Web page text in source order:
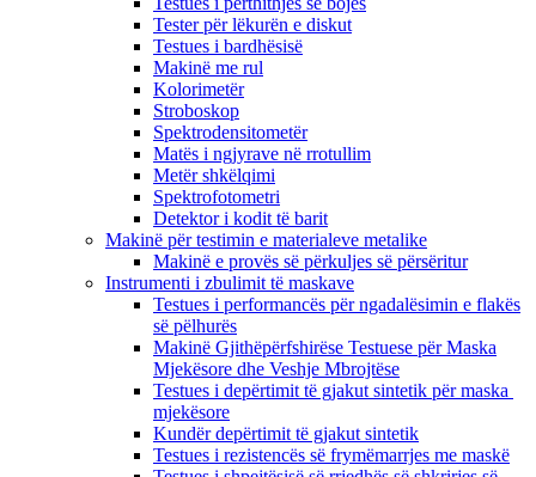
Tester për lëkurën e diskut
Testues i bardhësisë
Makinë me rul
Kolorimetër
Stroboskop
Spektrodensitometër
Matës i ngjyrave në rrotullim
Metër shkëlqimi
Spektrofotometri
Detektor i kodit të barit
Makinë për testimin e materialeve metalike
Makinë e provës së përkuljes së përsëritur
Instrumenti i zbulimit të maskave
Testues i performancës për ngadalësimin e flakës
së pëlhurës
Makinë Gjithëpërfshirëse Testuese për Maska
Mjekësore dhe Veshje Mbrojtëse
Testues i depërtimit të gjakut sintetik për maska ​​
mjekësore
Kundër depërtimit të gjakut sintetik
Testues i rezistencës së frymëmarrjes me maskë